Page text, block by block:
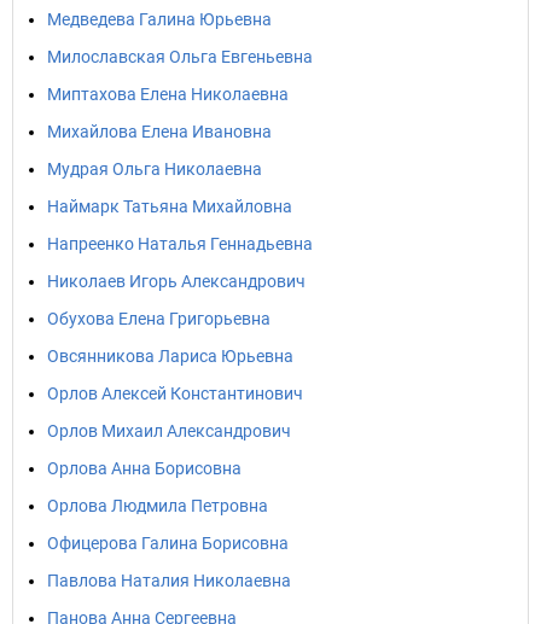
Медведева Галина Юрьевна
Милославская Ольга Евгеньевна
Миптахова Елена Николаевна
Михайлова Елена Ивановна
Мудрая Ольга Николаевна
Наймарк Татьяна Михайловна
Напреенко Наталья Геннадьевна
Николаев Игорь Александрович
Обухова Елена Григорьевна
Овсянникова Лариса Юрьевна
Орлов Алексей Константинович
Орлов Михаил Александрович
Орлова Анна Борисовна
Орлова Людмила Петровна
Офицерова Галина Борисовна
Павлова Наталия Николаевна
Панова Анна Сергеевна